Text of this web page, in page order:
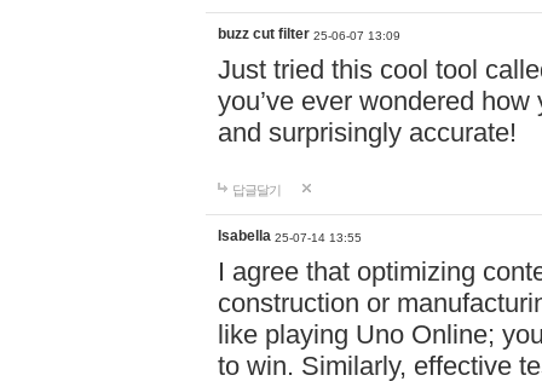
buzz cut filter 25-06-07 13:09
Just tried this cool tool
you’ve ever wondered
and surprisingly accurate!
답글달기
Isabella 25-07-14 13:55
I agree that optimizing
construction or
like playing Uno Online;
to win. Similarly, effective